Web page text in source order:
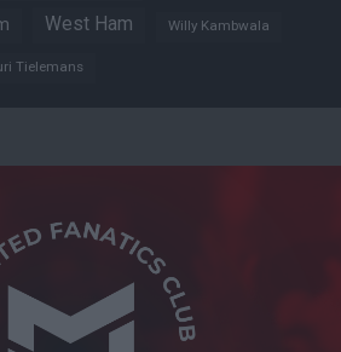
West Ham Willy Kambwala
Tielemans